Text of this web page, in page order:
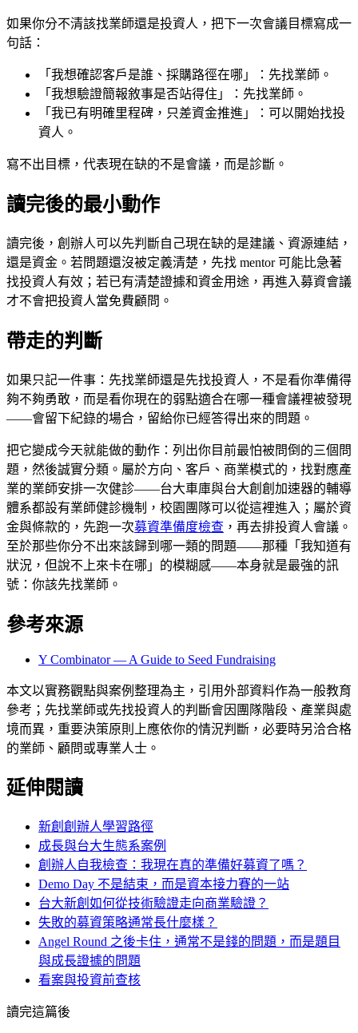
如果你分不清該找業師還是投資人，把下一次會議目標寫成一
句話：
「我想確認客戶是誰、採購路徑在哪」：先找業師。
「我想驗證簡報敘事是否站得住」：先找業師。
「我已有明確里程碑，只差資金推進」：可以開始找投
資人。
寫不出目標，代表現在缺的不是會議，而是診斷。
讀完後的最小動作
讀完後，創辦人可以先判斷自己現在缺的是建議、資源連結，
還是資金。若問題還沒被定義清楚，先找 mentor 可能比急著
找投資人有效；若已有清楚證據和資金用途，再進入募資會議
才不會把投資人當免費顧問。
帶走的判斷
如果只記一件事：先找業師還是先找投資人，不是看你準備得
夠不夠勇敢，而是看你現在的弱點適合在哪一種會議裡被發現
——會留下紀錄的場合，留給你已經答得出來的問題。
把它變成今天就能做的動作：列出你目前最怕被問倒的三個問
題，然後誠實分類。屬於方向、客戶、商業模式的，找對應產
業的業師安排一次健診——台大車庫與台大創創加速器的輔導
體系都設有業師健診機制，校園團隊可以從這裡進入；屬於資
金與條款的，先跑一次募資準備度檢查 ，再去排投資人會議。
至於那些你分不出來該歸到哪一類的問題——那種「我知道有
狀況，但說不上來卡在哪」的模糊感——本身就是最強的訊
號：你該先找業師。
參考來源
Y Combinator — A Guide to Seed Fundraising
本文以實務觀點與案例整理為主，引用外部資料作為一般教育
參考；先找業師或先找投資人的判斷會因團隊階段、產業與處
境而異，重要決策原則上應依你的情況判斷，必要時另洽合格
的業師、顧問或專業人士。
延伸閱讀
新創創辦人學習路徑
成長與台大生態系案例
創辦人自我檢查：我現在真的準備好募資了嗎？
Demo Day 不是結束，而是資本接力賽的一站
台大新創如何從技術驗證走向商業驗證？
失敗的募資策略通常長什麼樣？
Angel Round 之後卡住，通常不是錢的問題，而是題目
與成長證據的問題
看案與投資前查核
讀完這篇後